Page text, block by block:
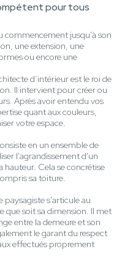
pour tous
commencement jusqu'à son
une extension, une
ou encore une
d’intérieur est le roi de
Il intervient pour créer ou
Après avoir entendu vos
quant aux couleurs,
votre espace.
en un ensemble de
l'agrandissement d'un
hauteur. Cela se concrétise
sa toiture.
paysagiste s'articule au
que soit sa dimension. Il met
entre la demeure et son
le garant du respect
effectués proprement